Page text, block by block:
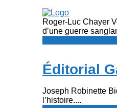
Roger-Luc Chayer
d’une guerre
Éditorial
Joseph Robinette
l’histoire....